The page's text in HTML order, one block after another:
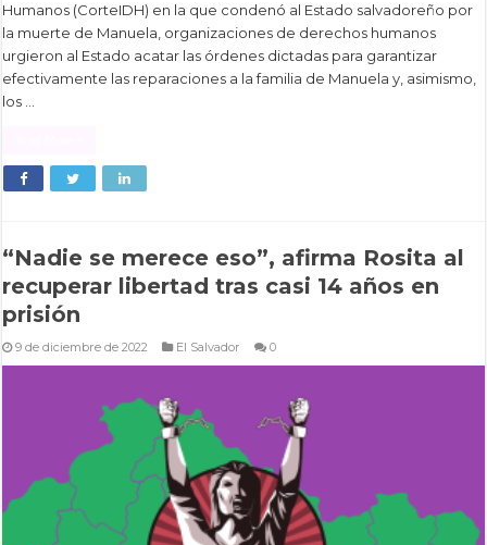
Humanos (CorteIDH) en la que condenó al Estado salvadoreño por
la muerte de Manuela, organizaciones de derechos humanos
urgieron al Estado acatar las órdenes dictadas para garantizar
efectivamente las reparaciones a la familia de Manuela y, asimismo,
los …
“Nadie se merece eso”, afirma Rosita al
recuperar libertad tras casi 14 años en
prisión
9 de diciembre de 2022 El Salvador 0